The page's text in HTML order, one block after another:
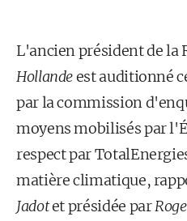
L'ancien président de la
Hollandeest auditionné
par la commission
moyens mobilisés par
respect par
matière climatique,
Jadotet présidée par